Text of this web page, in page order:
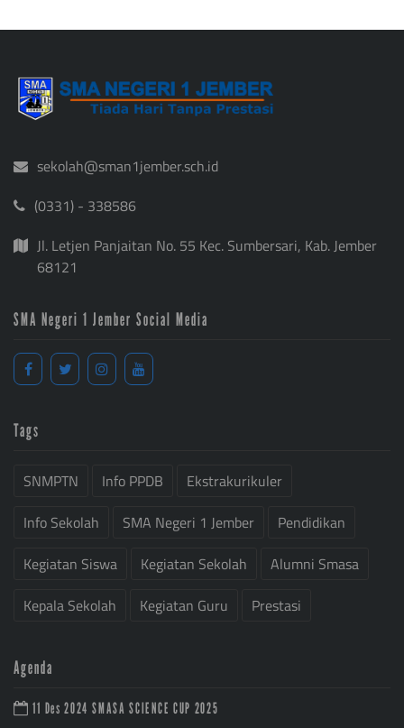
sekolah@sman1jember.sch.id
(0331) - 338586
Jl. Letjen Panjaitan No. 55 Kec. Sumbersari, Kab. Jember
68121
SMA Negeri 1 Jember Social Media
Tags
SNMPTN Info PPDB
Ekstrakurikuler
Info Sekolah
SMA Negeri 1 Jember
Pendidikan
Kegiatan Siswa
Kegiatan Sekolah
Alumni Smasa
Kepala Sekolah
Kegiatan Guru Prestasi
Agenda
11 Des 2024 SMASA SCIENCE CUP 2025